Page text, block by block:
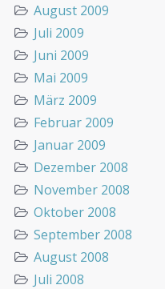
August 2009
Juli 2009
Juni 2009
Mai 2009
März 2009
Februar 2009
Januar 2009
Dezember 2008
November 2008
Oktober 2008
September 2008
August 2008
Juli 2008